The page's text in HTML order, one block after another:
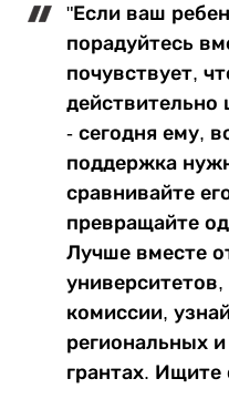
"Если ваш
порадуйтесь
почувствует,
действительно
- сегодня ему,
поддержка
сравнивайте
превращайте
Лучше вместе
комиссии,
региональных
грантах.